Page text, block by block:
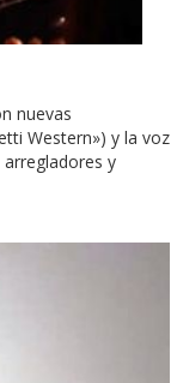
nuevas
Western») y la voz
y